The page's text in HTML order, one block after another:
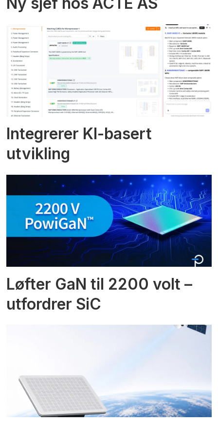
Integrerer KI-basert
utvikling
Løfter GaN til 2200 volt –
utfordrer SiC